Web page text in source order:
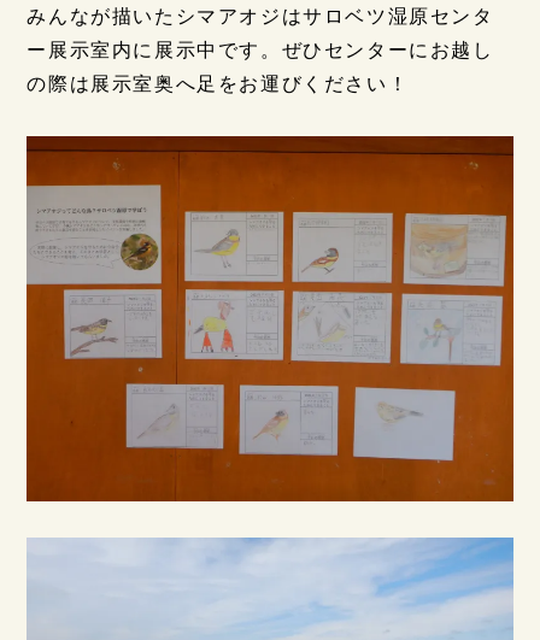
みんなが描いたシマアオジはサロベツ湿原センタ
ー展示室内に展示中です。ぜひセンターにお越し
の際は展示室奥へ足をお運びください！